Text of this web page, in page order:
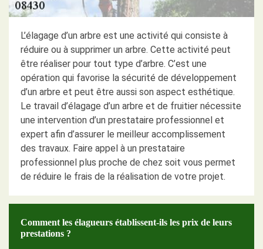
L’élagage d’un arbre est une activité qui consiste à
réduire ou à supprimer un arbre. Cette activité peut
être réaliser pour tout type d’arbre. C’est une
opération qui favorise la sécurité de développement
d’un arbre et peut être aussi son aspect esthétique.
Le travail d’élagage d’un arbre et de fruitier nécessite
une intervention d’un prestataire professionnel et
expert afin d’assurer le meilleur accomplissement
des travaux. Faire appel à un prestataire
professionnel plus proche de chez soit vous permet
de réduire le frais de la réalisation de votre projet.
Comment les élagueurs établissent-ils les prix de leurs
prestations ?